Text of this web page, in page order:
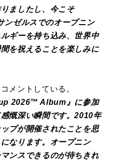
ましたし、今こそ
ンゼルスでのオープニン
ギーを持ち込み、 世界中
を祝えるこ とを楽しみに
メントしている。
2026™ Album』に参加
感慨深い瞬間です。2010年
プが開催されたこ とを思
なります。オープニン
ンスできるのが待ちきれ